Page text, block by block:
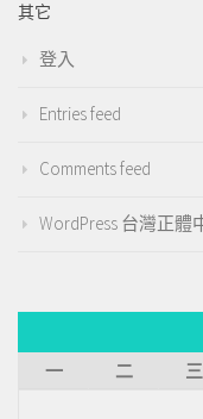
其它
登入
Entries feed
Comments feed
WordPress 台灣正體
一
二 三